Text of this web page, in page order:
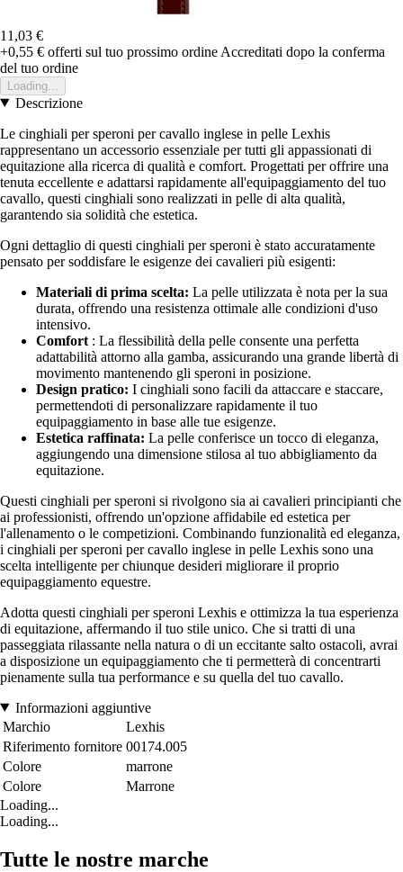
11,03 €
+0,55 € offerti sul tuo prossimo ordine Accreditati dopo la conferma
del tuo ordine
Loading...
Descrizione
Le cinghiali per speroni per cavallo inglese in pelle Lexhis
rappresentano un accessorio essenziale per tutti gli appassionati di
equitazione alla ricerca di qualità e comfort. Progettati per offrire una
tenuta eccellente e adattarsi rapidamente all'equipaggiamento del tuo
cavallo, questi cinghiali sono realizzati in pelle di alta qualità,
garantendo sia solidità che estetica.
Ogni dettaglio di questi cinghiali per speroni è stato accuratamente
pensato per soddisfare le esigenze dei cavalieri più esigenti:
Materiali di prima scelta: La pelle utilizzata è nota per la sua
durata, offrendo una resistenza ottimale alle condizioni d'uso
intensivo.
Comfort : La flessibilità della pelle consente una perfetta
adattabilità attorno alla gamba, assicurando una grande libertà di
movimento mantenendo gli speroni in posizione.
Design pratico: I cinghiali sono facili da attaccare e staccare,
permettendoti di personalizzare rapidamente il tuo
equipaggiamento in base alle tue esigenze.
Estetica raffinata: La pelle conferisce un tocco di eleganza,
aggiungendo una dimensione stilosa al tuo abbigliamento da
equitazione.
Questi cinghiali per speroni si rivolgono sia ai cavalieri principianti che
ai professionisti, offrendo un'opzione affidabile ed estetica per
l'allenamento o le competizioni. Combinando funzionalità ed eleganza,
i cinghiali per speroni per cavallo inglese in pelle Lexhis sono una
scelta intelligente per chiunque desideri migliorare il proprio
equipaggiamento equestre.
Adotta questi cinghiali per speroni Lexhis e ottimizza la tua esperienza
di equitazione, affermando il tuo stile unico. Che si tratti di una
passeggiata rilassante nella natura o di un eccitante salto ostacoli, avrai
a disposizione un equipaggiamento che ti permetterà di concentrarti
pienamente sulla tua performance e su quella del tuo cavallo.
Informazioni aggiuntive
Marchio
Lexhis
Riferimento fornitore 00174.005
Colore
marrone
Colore
Marrone
Loading...
Loading...
Tutte le nostre marche